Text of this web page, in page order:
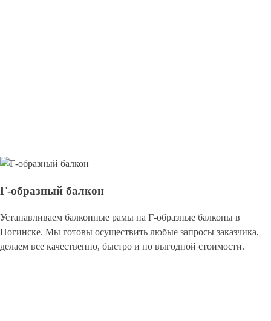
Г-образный балкон
Устанавливаем балконные рамы на Г-образные балконы в
Ногинске. Мы готовы осуществить любые запросы заказчика,
делаем все качественно, быстро и по выгодной стоимости.